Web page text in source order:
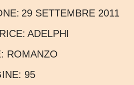
29 SETTEMBRE 2011
ADELPHI
ROMANZO
95